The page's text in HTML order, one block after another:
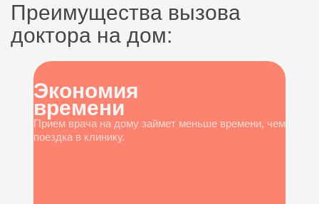
Преимущества вызова
доктора на дом:
Экономия
времени
Прием врача на дому займет меньше времени, чем
поездка в клинику.